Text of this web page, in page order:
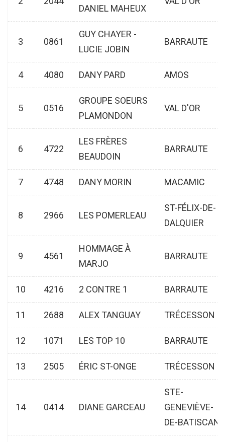
DANIEL MAHEUX
3 0861
GUY CHAYER -
LUCIE JOBIN
BARRAUTE
4 4080 DANY PARD AMOS
5 0516
GROUPE SOEURS
PLAMONDON
VAL D'OR
6 4722
LES FRÈRES
BEAUDOIN
BARRAUTE
7 4748 DANY MORIN MACAMIC
8 2966 LES POMERLEAU
ST-FÉLIX-DE-
DALQUIER
9 4561
HOMMAGE À
MARJO
BARRAUTE
10 4216 2 CONTRE 1 BARRAUTE
11 2688 ALEX TANGUAY TRÉCESSON
12 1071 LES TOP 10 BARRAUTE
13 2505 ÉRIC ST-ONGE TRÉCESSON
14 0414 DIANE GARCEAU
STE-
GENEVIÈVE-
DE-BATISCAN